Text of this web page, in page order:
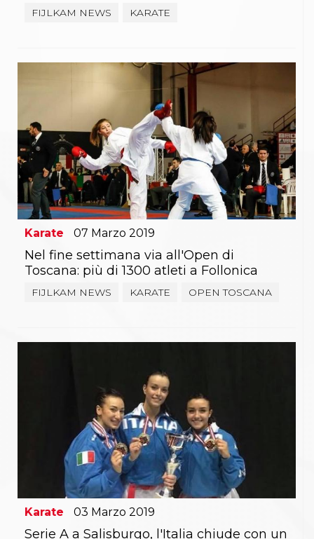
FIJLKAM NEWS KARATE
Karate 07 Marzo 2019
Nel fine settimana via all'Open di
Toscana: più di 1300 atleti a Follonica
FIJLKAM NEWS KARATE OPEN TOSCANA
Karate 03 Marzo 2019
Serie A a Salisburgo, l'Italia chiude con un